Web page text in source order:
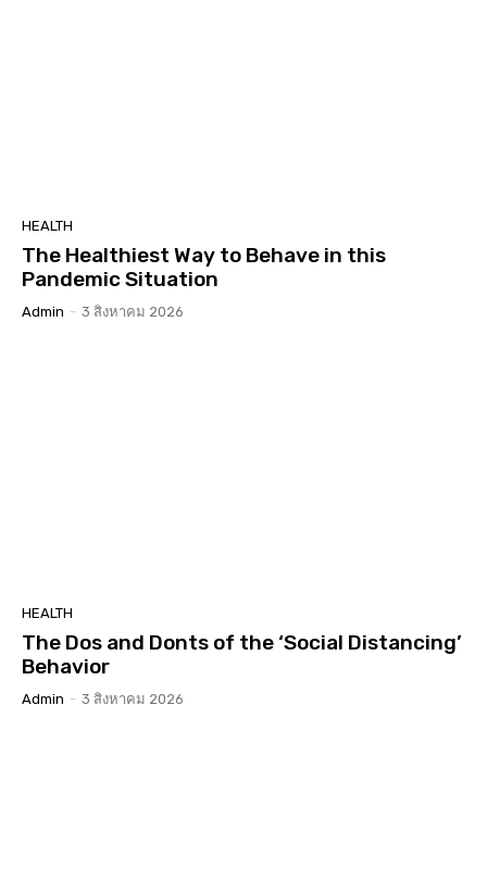
HEALTH
The Healthiest Way to Behave in this
Pandemic Situation
Admin - 3 สิงหาคม 2026
HEALTH
The Dos and Donts of the ‘Social Distancing’
Behavior
Admin - 3 สิงหาคม 2026